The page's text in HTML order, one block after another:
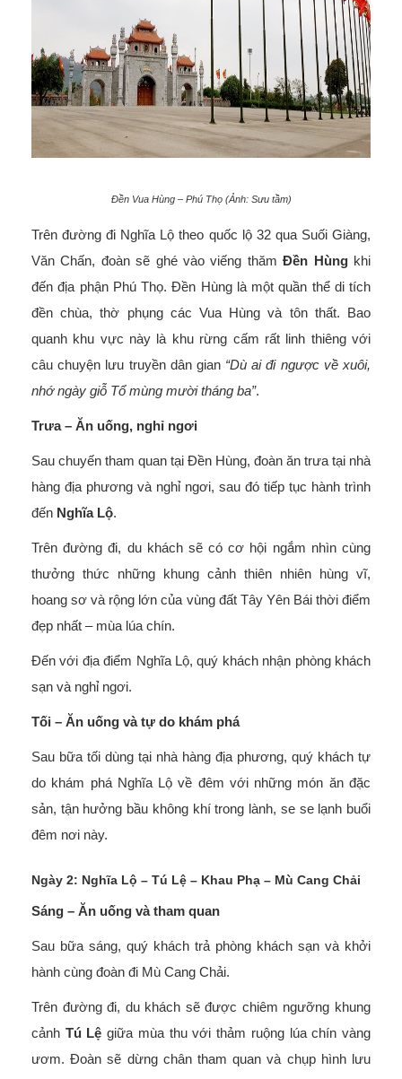
Đền Vua Hùng – Phú Thọ (Ảnh: Sưu tầm)
Trên đường đi Nghĩa Lộ theo quốc lộ 32 qua Suối Giàng,
Văn Chấn, đoàn sẽ ghé vào viếng thăm Đền Hùng khi
đến địa phận Phú Thọ. Đền Hùng là một quần thể di tích
đền chùa, thờ phụng các Vua Hùng và tôn thất. Bao
quanh khu vực này là khu rừng cấm rất linh thiêng với
câu chuyện lưu truyền dân gian “Dù ai đi ngược về xuôi,
nhớ ngày giỗ Tổ mùng mười tháng ba”.
Trưa – Ăn uống, nghỉ ngơi
Sau chuyến tham quan tại Đền Hùng, đoàn ăn trưa tại nhà
hàng địa phương và nghỉ ngơi, sau đó tiếp tục hành trình
đến Nghĩa Lộ.
Trên đường đi, du khách sẽ có cơ hội ngắm nhìn cùng
thưởng thức những khung cảnh thiên nhiên hùng vĩ,
hoang sơ và rộng lớn của vùng đất Tây Yên Bái thời điểm
đẹp nhất – mùa lúa chín.
Đến với địa điểm Nghĩa Lộ, quý khách nhận phòng khách
sạn và nghỉ ngơi.
Tối – Ăn uống và tự do khám phá
Sau bữa tối dùng tại nhà hàng địa phương, quý khách tự
do khám phá Nghĩa Lộ về đêm với những món ăn đặc
sản, tận hưởng bầu không khí trong lành, se se lạnh buổi
đêm nơi này.
Ngày 2: Nghĩa Lộ – Tú Lệ – Khau Phạ – Mù Cang Chải
Sáng – Ăn uống và tham quan
Sau bữa sáng, quý khách trả phòng khách sạn và khởi
hành cùng đoàn đi Mù Cang Chải.
Trên đường đi, du khách sẽ được chiêm ngưỡng khung
cảnh Tú Lệ giữa mùa thu với thảm ruộng lúa chín vàng
ươm. Đoàn sẽ dừng chân tham quan và chụp hình lưu